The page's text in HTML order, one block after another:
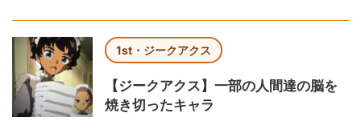
1st・ジークアクス
【ジークアクス】一部の人間達の脳を
焼き切ったキャラ